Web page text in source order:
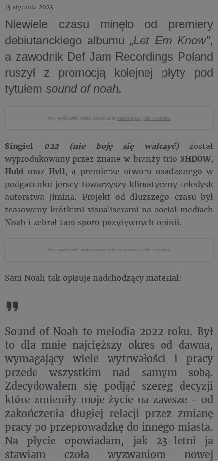
13 stycznia 2023
Niewiele czasu minęło od premiery
debiutanckiego albumu „Let Em Know”,
a zawodnik Def Jam Recordings Poland
ruszył z promocją kolejnej płyty pod
tytułem sound of noah.
Aby wyświetlić treść poprawnie zaakceptuj pliki cookies.
Singiel 022 (nie boję się walczyć)został
wyprodukowany przez znane w branży trio SHDOW,
Hubi orazHvll, a premierze utworu osadzonego w
podgatunku jersey towarzyszy klimatyczny teledysk
autorstwa Jimina. Projekt od dłuższego czasu był
teasowany krótkimi visualiserami na social mediach
Noah i zebrał tam sporo pozytywnych opinii.
Aby wyświetlić treść poprawnie zaakceptuj pliki cookies.
Sam Noah tak opisuje nadchodzący materiał:
Sound of Noah to melodia 2022 roku. Był
to dla mnie najcięższy okres od dawna,
wymagający wiele wytrwałości i pracy
przede wszystkim nad samym sobą.
Zdecydowałem się podjąć szereg decyzji
które zmieniły moje życie na zawsze - od
zakończenia długiej relacji przez zmianę
pracy po przeprowadzkę do innego miasta.
Na płycie opowiadam, jak 23-letni ja
stawiam czoła wyzwaniom nowej